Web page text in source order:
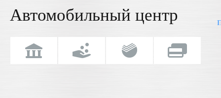
Автомобильный центр